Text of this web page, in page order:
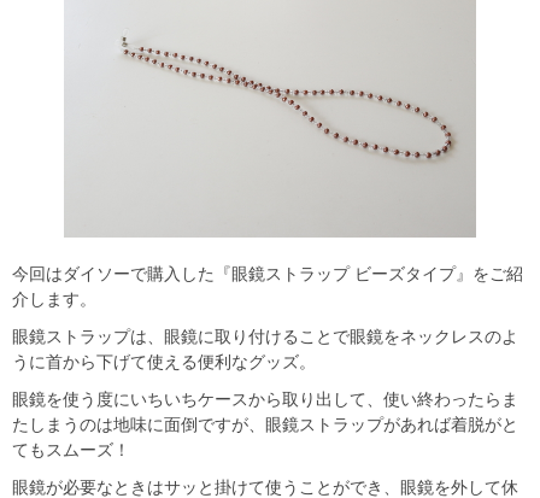
今回はダイソーで購入した『眼鏡ストラップ ビーズタイプ』をご紹
介します。
眼鏡ストラップは、眼鏡に取り付けることで眼鏡をネックレスのよ
うに首から下げて使える便利なグッズ。
眼鏡を使う度にいちいちケースから取り出して、使い終わったらま
たしまうのは地味に面倒ですが、眼鏡ストラップがあれば着脱がと
てもスムーズ！
眼鏡が必要なときはサッと掛けて使うことができ、眼鏡を外して休